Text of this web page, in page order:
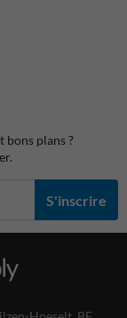
plans ?
S'inscrire